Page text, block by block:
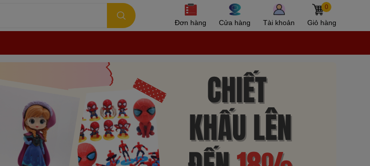
Đơn hàng Cửa hàng Tài khoản
0
Giỏ hàng